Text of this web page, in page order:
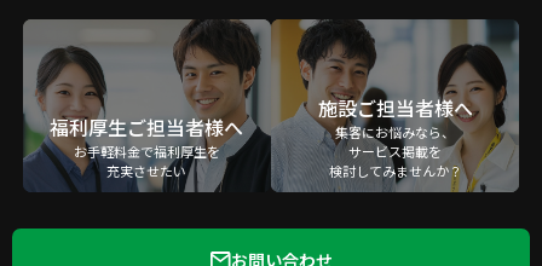
福利厚生ご担当者様へ
お手軽料金で福利厚生を
充実させたい
施設ご担当者様へ
集客にお悩みなら、
サービス掲載を
検討してみませんか？
お問い合わせ